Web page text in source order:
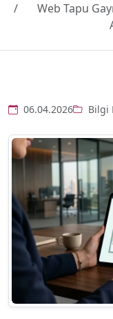
Web Tapu
06.04.2026 Bilgi